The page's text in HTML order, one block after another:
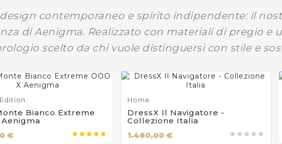
contemporaneo e spirito indipendente: il
di Aenigma. Realizzato con materiali di pregio e
scelto da chi vuole distinguersi con stile e
Bianco Extreme
Aenigma

€
Home
DressX Il Navigatore -
Collezione Italia
    
1.480,00 €